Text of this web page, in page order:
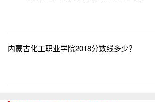
内蒙古化工职业学院2018分数线多少？